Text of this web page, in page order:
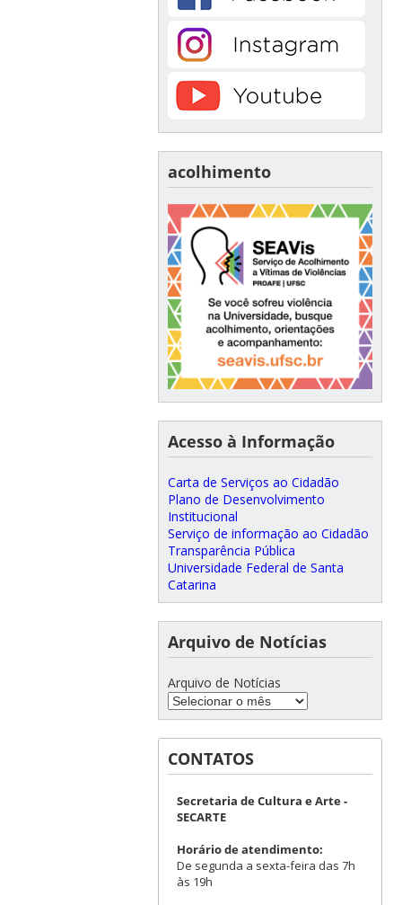
acolhimento
Acesso à Informação
Carta de Serviços ao Cidadão
Plano de Desenvolvimento
Institucional
Serviço de informação ao Cidadão
Transparência Pública
Universidade Federal de Santa
Catarina
Arquivo de Notícias
Arquivo de Notícias
CONTATOS
Secretaria de Cultura e Arte -
SECARTE
Horário de atendimento:
De segunda a sexta-feira das 7h
às 19h